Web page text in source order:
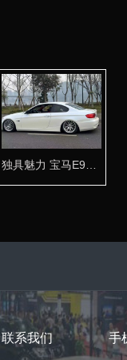
独具魅力 宝马E92改装气动避震案例
联系我们 手